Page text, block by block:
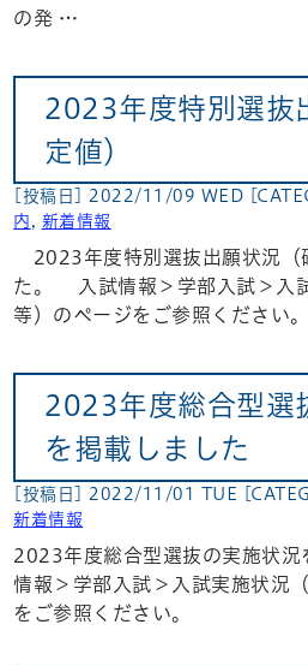
の発 …
2023年度特別選抜
定値）
[投稿日] 2022/11/09 WED
内 , 新着情報
2023年度特別選抜出願状況（
た。 入試情報＞学部入試＞入
等）のページをご参照ください。
2023年度総合型選
を掲載しました
[投稿日] 2022/11/01 TUE
新着情報
2023年度総合型選抜の実施状況
情報＞学部入試＞入試実施状況
をご参照ください。